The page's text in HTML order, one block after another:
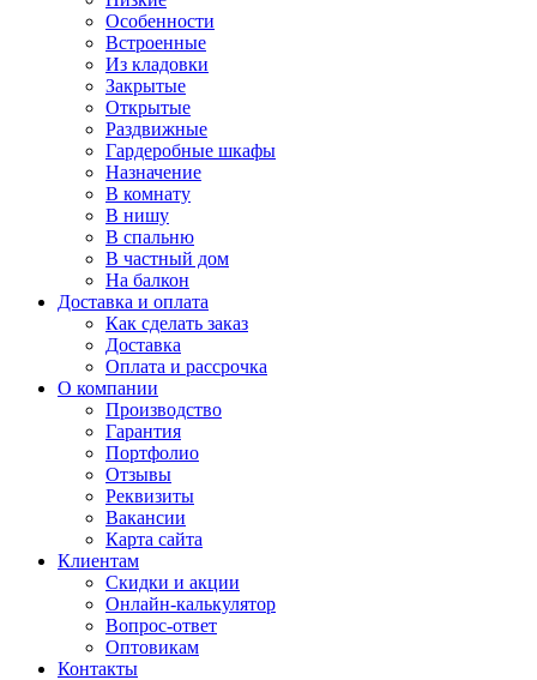
Особенности
Встроенные
Из кладовки
Закрытые
Открытые
Раздвижные
Гардеробные шкафы
Назначение
В комнату
В нишу
В спальню
В частный дом
На балкон
Доставка и оплата
Как сделать заказ
Доставка
Оплата и рассрочка
О компании
Производство
Гарантия
Портфолио
Отзывы
Реквизиты
Вакансии
Карта сайта
Клиентам
Скидки и акции
Онлайн-калькулятор
Вопрос-ответ
Оптовикам
Контакты